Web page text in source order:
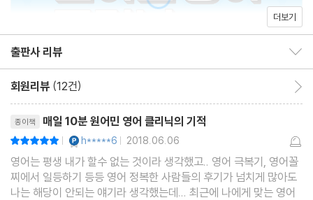
DAY 17 저 남자가 내 시계 훔쳤어!
DAY 18 선물 포장하려면 그거 필요해.
DAY 20 머리 조심해!
DAY 21 난 너 절대 무시 안 했어.
DAY 22 그거 너한테 잘 어울려.
DAY 23 나 출근 준비해야겠어.
DAY 24 저 정말 기대돼요.
더보기
출판사 리뷰
회원리뷰 (12건)
종이책 매일 10분 원어민 영어 클리닉의 기적
| h*****6 | 2018.06.06
영어는 평생 내가 할수 없는 것이라 생각했고.. 영어 극복기, 영어꼴
찌에서 일등하기 등등 영어 정복한 사람들의 후기가 넘치게 많아도
나는 해당이 안되는 얘기라 생각했는데... 최근에 나에게 맞는 영어